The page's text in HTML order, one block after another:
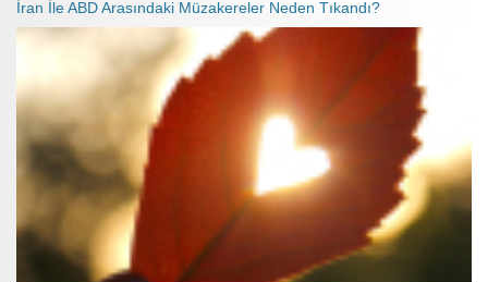
İran İle ABD Arasındaki Müzakereler Neden Tıkandı?